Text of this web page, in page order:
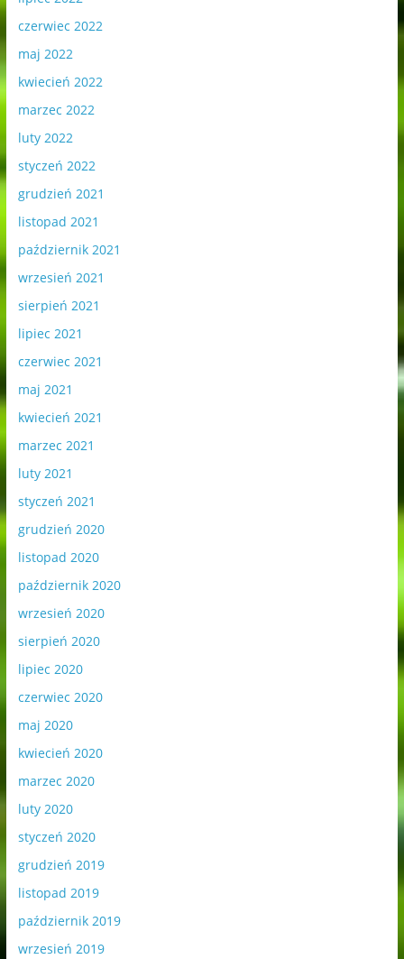
czerwiec 2022
maj 2022
kwiecień 2022
marzec 2022
luty 2022
styczeń 2022
grudzień 2021
listopad 2021
październik 2021
wrzesień 2021
sierpień 2021
lipiec 2021
czerwiec 2021
maj 2021
kwiecień 2021
marzec 2021
luty 2021
styczeń 2021
grudzień 2020
listopad 2020
październik 2020
wrzesień 2020
sierpień 2020
lipiec 2020
czerwiec 2020
maj 2020
kwiecień 2020
marzec 2020
luty 2020
styczeń 2020
grudzień 2019
listopad 2019
październik 2019
wrzesień 2019